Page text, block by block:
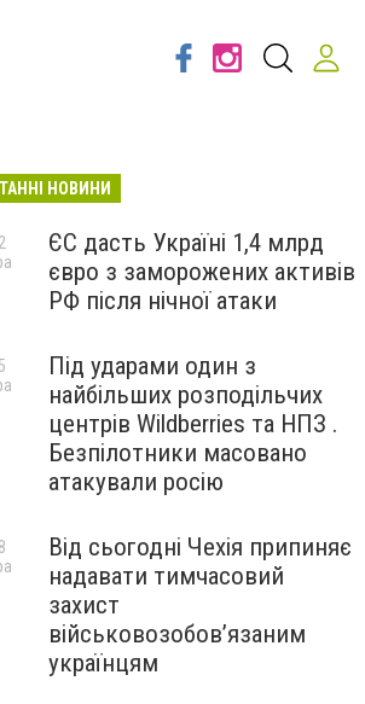
НОВИНИ
ЄС дасть Україні 1,4 млрд
євро з заморожених активів
РФ після нічної атаки
Під ударами один з
найбільших розподільчих
центрів Wildberries та НПЗ .
Безпілотники масовано
атакували росію
Від сьогодні Чехія припиняє
надавати тимчасовий
захист
військовозобов’язаним
українцям